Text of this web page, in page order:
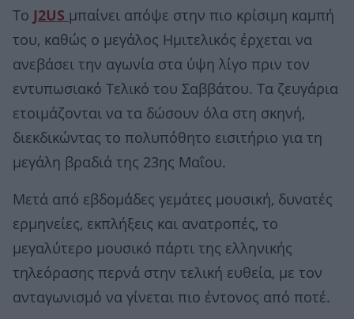
Το J2US μπαίνει απόψε στην πιο κρίσιμη καμπή
του, καθώς ο μεγάλος Ημιτελικός έρχεται να
ανεβάσει την αγωνία στα ύψη λίγο πριν τον
εντυπωσιακό Τελικό του Σαββάτου. Τα ζευγάρια
ετοιμάζονται να τα δώσουν όλα στη σκηνή,
διεκδικώντας το πολυπόθητο εισιτήριο για τη
μεγάλη βραδιά της 23ης Μαΐου.
Μετά από εβδομάδες γεμάτες μουσική, δυνατές
ερμηνείες, εκπλήξεις και ανατροπές, το
μεγαλύτερο μουσικό πάρτι της ελληνικής
τηλεόρασης περνά στην τελική ευθεία, με τον
ανταγωνισμό να γίνεται πιο έντονος από ποτέ.